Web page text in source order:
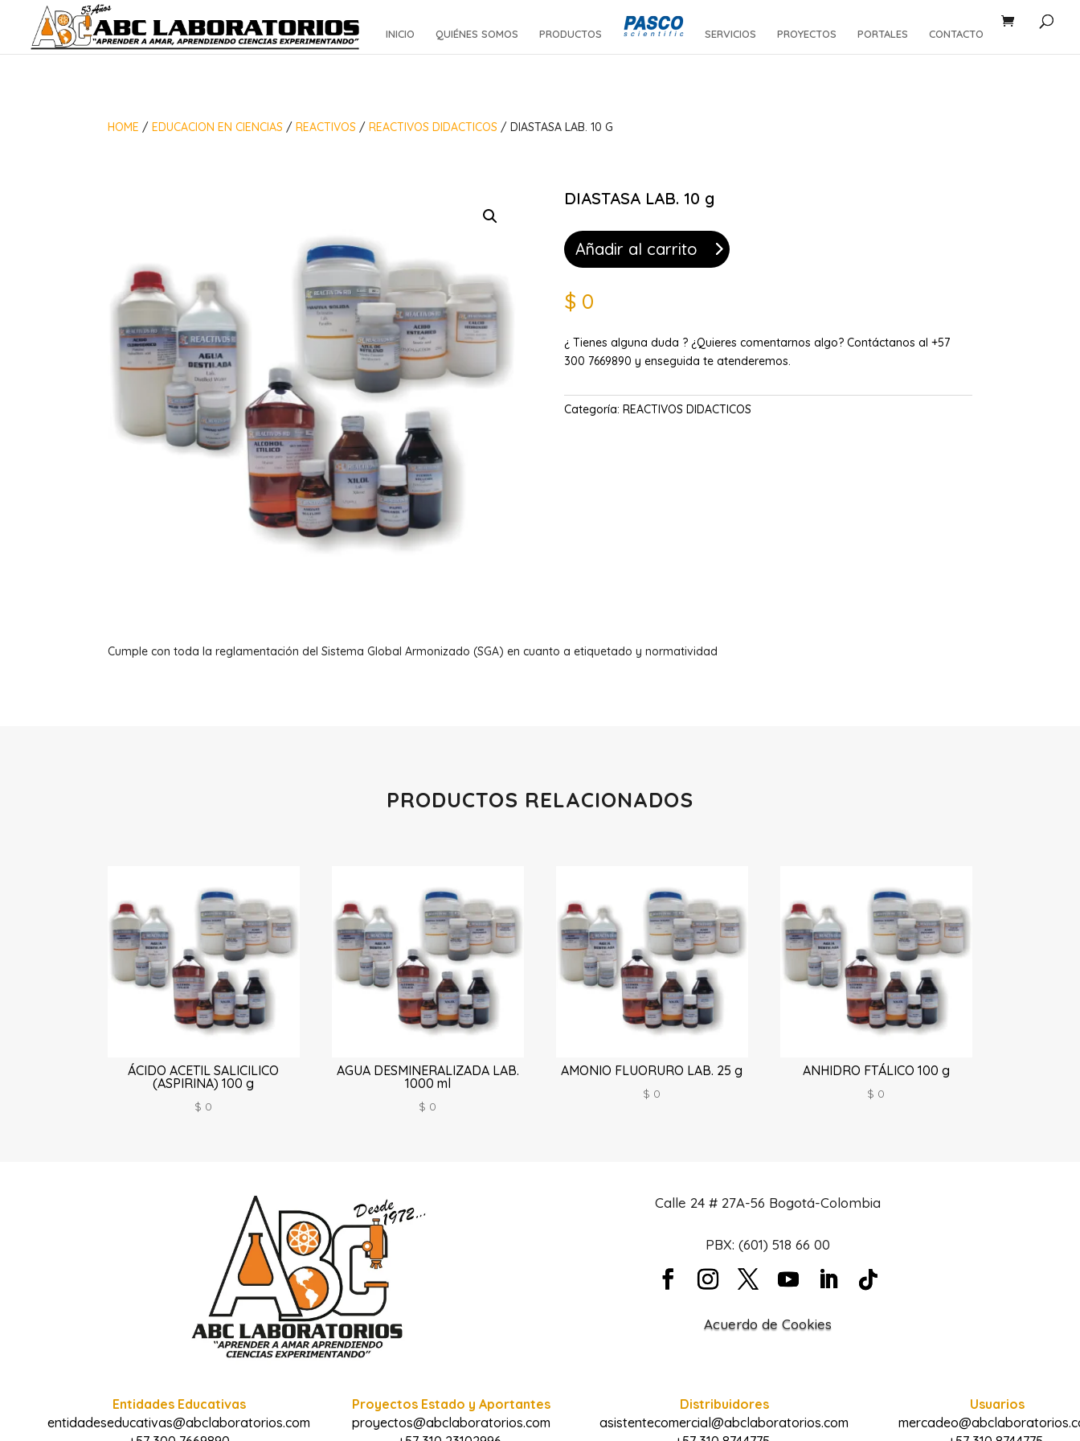
INICIO QUIÉNES SOMOS PRODUCTOS SERVICIOS PROYECTOS PORTALES CONTACTO
HOME /EDUCACION EN CIENCIAS /REACTIVOS /REACTIVOS DIDACTICOS / DIASTASA LAB. 10 G
DIASTASA LAB. 10 g
Añadir al carrito
$ 0
¿ Tienes alguna duda ? ¿Quieres comentarnos algo? Contáctanos al +57
300 7669890 y enseguida te atenderemos.
Categoría: REACTIVOS DIDACTICOS
Cumple con toda la reglamentación del Sistema Global Armonizado (SGA) en cuanto a etiquetado y normatividad
PRODUCTOS RELACIONADOS
ÁCIDO ACETIL SALICILICO
(ASPIRINA) 100 g
$ 0
AGUA DESMINERALIZADA LAB.
1000 ml
$ 0
AMONIO FLUORURO LAB. 25 g
$ 0
ANHIDRO FTÁLICO 100 g
$ 0
Calle 24 # 27A-56 Bogotá-Colombia
PBX: (601) 518 66 00
Acuerdo de Cookies
Entidades Educativas
entidadeseducativas@abclaboratorios.com
Proyectos Estado y Aportantes
proyectos@abclaboratorios.com
Distribuidores
asistentecomercial@abclaboratorios.com
Usuarios